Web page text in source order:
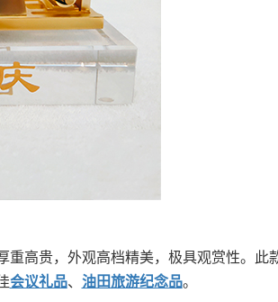
重高贵，外观高档精美，极具观赏性。此
会议礼品、 油田旅游纪念品。